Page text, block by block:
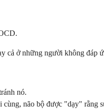
cả ở những người không đáp
nó.
não bộ được "dạy" rằng